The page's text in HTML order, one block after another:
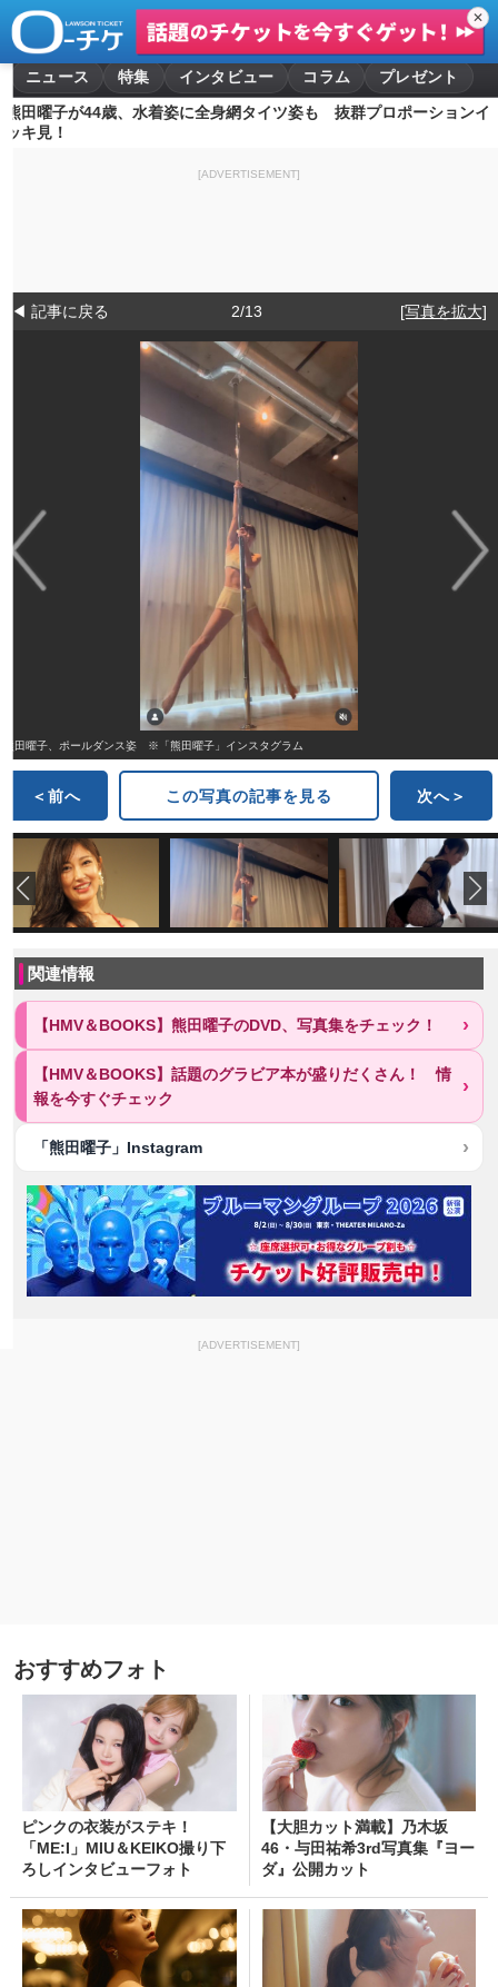
✕
ニュース 特集 インタビュー コラム
プレゼント
熊田曜子が44歳、水着姿に全身網タイツ姿も 抜群プロポーションイ
ッキ見！
[ADVERTISEMENT]
◀ 記事に戻る 2/13 [写真を拡大]
熊田曜子、ポールダンス姿 ※「熊田曜子」インスタグラム
＜前へ この写真の記事を見る 次へ＞
関連情報
【HMV＆BOOKS】熊田曜子のDVD、写真集をチェック！
【HMV＆BOOKS】話題のグラビア本が盛りだくさん！ 情
報を今すぐチェック
「熊田曜子」Instagram
[ADVERTISEMENT]
おすすめフォト
ピンクの衣装がステキ！
「ME:I」MIU＆KEIKO撮り下
ろしインタビューフォト
【大胆カット満載】乃木坂
46・与田祐希3rd写真集『ヨー
ダ』公開カット